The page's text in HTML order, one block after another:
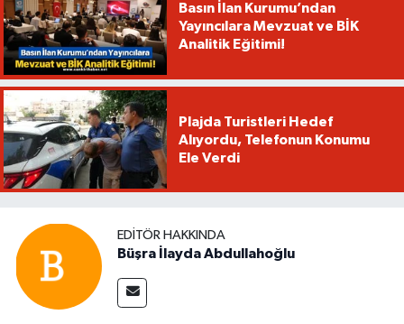
Basın İlan Kurumu’ndan
Yayıncılara Mevzuat ve BİK
Analitik Eğitimi!
Plajda Turistleri Hedef
Alıyordu, Telefonun Konumu
Ele Verdi
EDITÖR HAKKINDA
Büşra İlayda Abdullahoğlu